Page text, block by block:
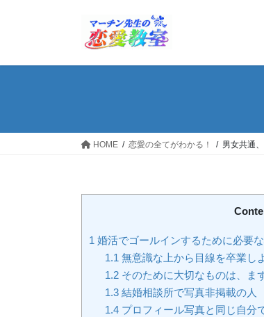
HOME 恋愛の全てがわかる！ 男女共通
1 婚活でゴールインするために必要
1.1 無意識な上から目線を卒業し
1.2そのために大切なものは、ま
1.3結婚相談所で写真非掲載の人
1.4プロフィール写真と同じ自分